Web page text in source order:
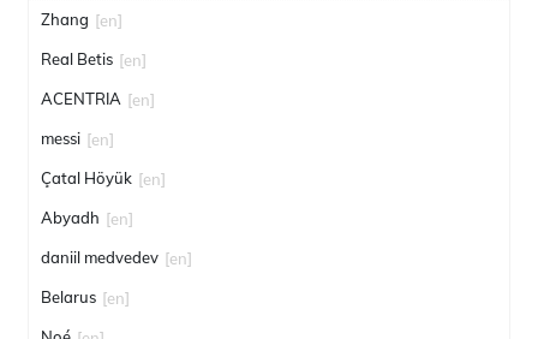
Zhang [en]
Real Betis [en]
ACENTRIA [en]
messi [en]
Çatal Höyük [en]
Abyadh [en]
daniil medvedev [en]
Belarus [en]